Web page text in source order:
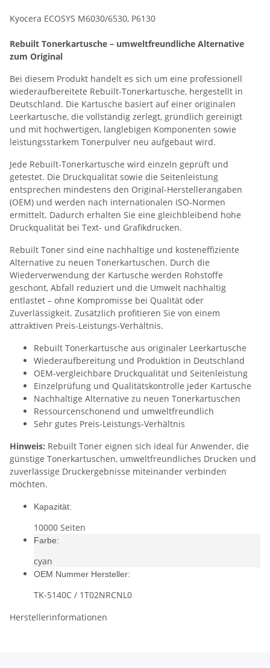
Kyocera ECOSYS M6030/6530, P6130
Rebuilt Tonerkartusche – umweltfreundliche Alternative
zum Original
Bei diesem Produkt handelt es sich um eine professionell
wiederaufbereitete Rebuilt-Tonerkartusche, hergestellt in
Deutschland. Die Kartusche basiert auf einer originalen
Leerkartusche, die vollständig zerlegt, gründlich gereinigt
und mit hochwertigen, langlebigen Komponenten sowie
leistungsstarkem Tonerpulver neu aufgebaut wird.
Jede Rebuilt-Tonerkartusche wird einzeln geprüft und
getestet. Die Druckqualität sowie die Seitenleistung
entsprechen mindestens den Original-Herstellerangaben
(OEM) und werden nach internationalen ISO-Normen
ermittelt. Dadurch erhalten Sie eine gleichbleibend hohe
Druckqualität bei Text- und Grafikdrucken.
Rebuilt Toner sind eine nachhaltige und kosteneffiziente
Alternative zu neuen Tonerkartuschen. Durch die
Wiederverwendung der Kartusche werden Rohstoffe
geschont, Abfall reduziert und die Umwelt nachhaltig
entlastet – ohne Kompromisse bei Qualität oder
Zuverlässigkeit. Zusätzlich profitieren Sie von einem
attraktiven Preis-Leistungs-Verhältnis.
Rebuilt Tonerkartusche aus originaler Leerkartusche
Wiederaufbereitung und Produktion in Deutschland
OEM-vergleichbare Druckqualität und Seitenleistung
Einzelprüfung und Qualitätskontrolle jeder Kartusche
Nachhaltige Alternative zu neuen Tonerkartuschen
Ressourcenschonend und umweltfreundlich
Sehr gutes Preis-Leistungs-Verhältnis
Hinweis: Rebuilt Toner eignen sich ideal für Anwender, die
günstige Tonerkartuschen, umweltfreundliches Drucken und
zuverlässige Druckergebnisse miteinander verbinden
möchten.
Kapazität:
10000 Seiten
Farbe:
cyan
OEM Nummer Hersteller:
TK-5140C / 1T02NRCNL0
Herstellerinformationen